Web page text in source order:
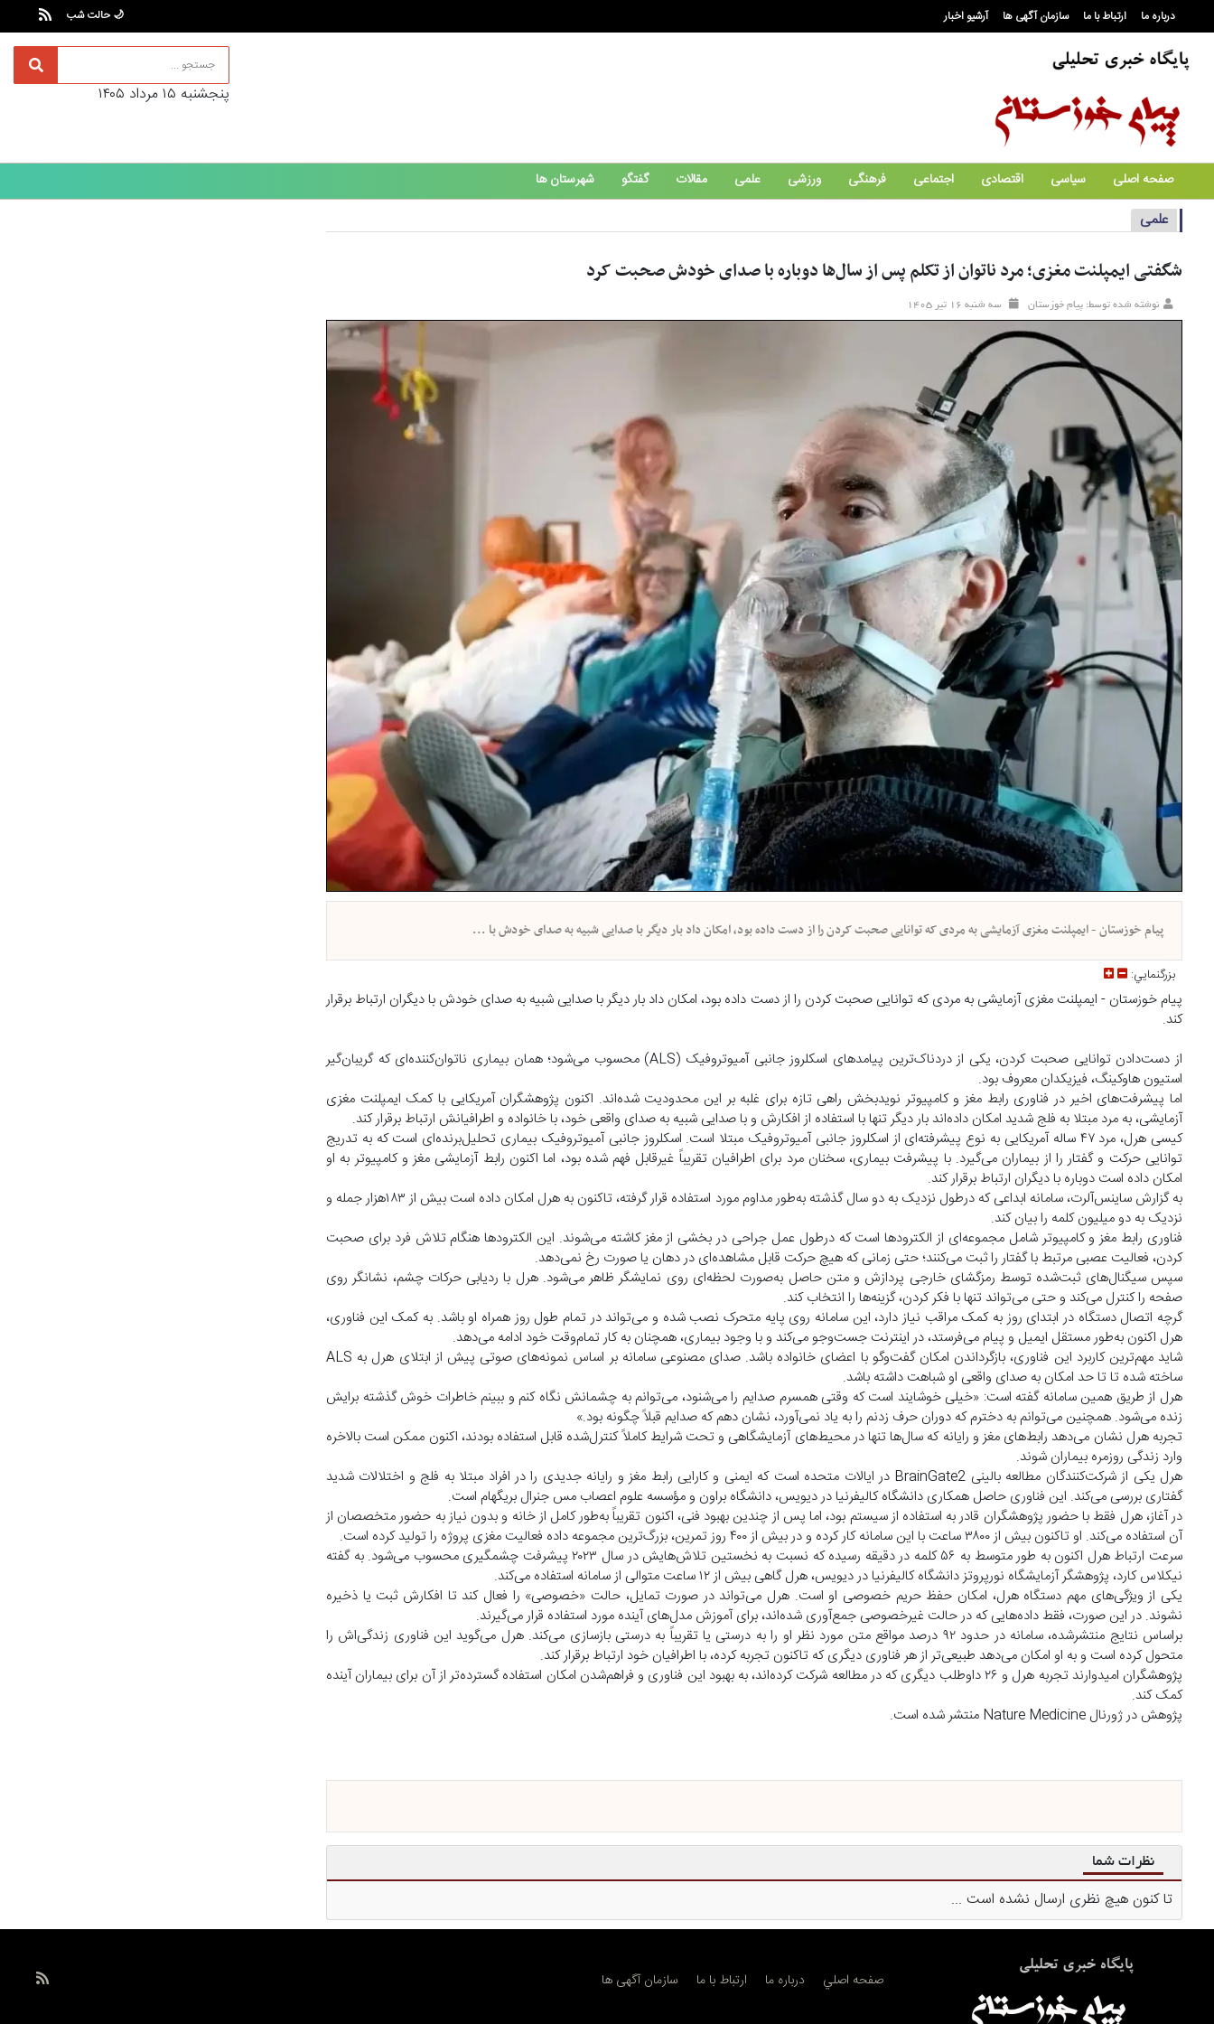
درباره ما ارتباط با ما سازمان آگهی ها آرشیو اخبار 🌙 حالت شب
پنجشنبه ۱۵ مرداد ۱۴۰۵
صفحه اصلی سیاسی اقتصادی اجتماعی فرهنگی ورزشی علمی مقالات گفتگو شهرستان ها
علمی
شگفتی ایمپلنت مغزی؛ مرد ناتوان از تکلم پس از سال‌ها دوباره با صدای خودش صحبت کرد
نوشته شده توسط: پیام خوزستان سه شنبه ۱۶ تير ۱۴۰۵
پیام خوزستان - ایمپلنت مغزی آزمایشی به مردی که توانایی صحبت کردن را از دست داده بود، امکان داد بار دیگر با صدایی شبیه به صدای خودش با ...
بزرگنمايي:
پیام خوزستان - ایمپلنت مغزی آزمایشی به مردی که توانایی صحبت کردن را از دست داده بود، امکان داد بار دیگر با صدایی شبیه به صدای خودش با دیگران ارتباط برقرار
کند.
از دست‌دادن توانایی صحبت کردن، یکی از دردناک‌ترین پیامدهای اسکلروز جانبی آمیوتروفیک (ALS) محسوب می‌شود؛ همان بیماری ناتوان‌کننده‌ای که گریبان‌گیر
استیون هاوکینگ، فیزیکدان معروف بود.
اما پیشرفت‌های اخیر در فناوری رابط مغز و کامپیوتر نویدبخش راهی تازه برای غلبه بر این محدودیت شده‌اند. اکنون پژوهشگران آمریکایی با کمک ایمپلنت مغزی
آزمایشی، به مرد مبتلا به فلج شدید امکان داده‌اند بار دیگر تنها با استفاده از افکارش و با صدایی شبیه به صدای واقعی خود، با خانواده و اطرافیانش ارتباط برقرار کند.
کیسی هرل، مرد ۴۷ ساله آمریکایی به نوع پیشرفته‌ای از اسکلروز جانبی آمیوتروفیک مبتلا است. اسکلروز جانبی آمیوتروفیک بیماری تحلیل‌برنده‌ای است که به تدریج
توانایی حرکت و گفتار را از بیماران می‌گیرد. با پیشرفت بیماری، سخنان مرد برای اطرافیان تقریباً غیرقابل فهم شده بود، اما اکنون رابط آزمایشی مغز و کامپیوتر به او
امکان داده است دوباره با دیگران ارتباط برقرار کند.
به گزارش ساینس‌آلرت، سامانه ابداعی که درطول نزدیک به دو سال گذشته به‌طور مداوم مورد استفاده قرار گرفته، تاکنون به هرل امکان داده است بیش از ۱۸۳هزار جمله و
نزدیک به دو میلیون کلمه را بیان کند.
فناوری رابط مغز و کامپیوتر شامل مجموعه‌ای از الکترودها است که درطول عمل جراحی در بخشی از مغز کاشته می‌شوند. این الکترودها هنگام تلاش فرد برای صحبت
کردن، فعالیت عصبی مرتبط با گفتار را ثبت می‌کنند؛ حتی زمانی که هیچ حرکت قابل مشاهده‌ای در دهان یا صورت رخ نمی‌دهد.
سپس سیگنال‌های ثبت‌شده توسط رمزگشای خارجی پردازش و متن حاصل به‌صورت لحظه‌ای روی نمایشگر ظاهر می‌شود. هرل با ردیابی حرکات چشم، نشانگر روی
صفحه را کنترل می‌کند و حتی می‌تواند تنها با فکر کردن، گزینه‌ها را انتخاب کند.
گرچه اتصال دستگاه در ابتدای روز به کمک مراقب نیاز دارد، این سامانه روی پایه متحرک نصب شده و می‌تواند در تمام طول روز همراه او باشد. به کمک این فناوری،
هرل اکنون به‌طور مستقل ایمیل و پیام می‌فرستد، در اینترنت جست‌وجو می‌کند و با وجود بیماری، همچنان به کار تمام‌وقت خود ادامه می‌دهد.
شاید مهم‌ترین کاربرد این فناوری، بازگرداندن امکان گفت‌وگو با اعضای خانواده باشد. صدای مصنوعی سامانه بر اساس نمونه‌های صوتی پیش از ابتلای هرل به ALS
ساخته شده تا تا حد امکان به صدای واقعی او شباهت داشته باشد.
هرل از طریق همین سامانه گفته است: «خیلی خوشایند است که وقتی همسرم صدایم را می‌شنود، می‌توانم به چشمانش نگاه کنم و ببینم خاطرات خوش گذشته برایش
زنده می‌شود. همچنین می‌توانم به دخترم که دوران حرف زدنم را به یاد نمی‌آورد، نشان دهم که صدایم قبلاً چگونه بود.»
تجربه هرل نشان می‌دهد رابط‌های مغز و رایانه که سال‌ها تنها در محیط‌های آزمایشگاهی و تحت شرایط کاملاً کنترل‌شده قابل استفاده بودند، اکنون ممکن است بالاخره
وارد زندگی روزمره بیماران شوند.
هرل یکی از شرکت‌کنندگان مطالعه بالینی BrainGate2 در ایالات متحده است که ایمنی و کارایی رابط مغز و رایانه جدیدی را در افراد مبتلا به فلج و اختلالات شدید
گفتاری بررسی می‌کند. این فناوری حاصل همکاری دانشگاه کالیفرنیا در دیویس، دانشگاه براون و مؤسسه علوم اعصاب مس جنرال بریگهام است.
در آغاز، هرل فقط با حضور پژوهشگران قادر به استفاده از سیستم بود، اما پس از چندین بهبود فنی، اکنون تقریباً به‌طور کامل از خانه و بدون نیاز به حضور متخصصان از
آن استفاده می‌کند. او تاکنون بیش از ۳۸۰۰ ساعت با این سامانه کار کرده و در بیش از ۴۰۰ روز تمرین، بزرگ‌ترین مجموعه داده فعالیت مغزی پروژه را تولید کرده است.
سرعت ارتباط هرل اکنون به طور متوسط به ۵۶ کلمه در دقیقه رسیده که نسبت به نخستین تلاش‌هایش در سال ۲۰۲۳ پیشرفت چشمگیری محسوب می‌شود. به گفته
نیکلاس کارد، پژوهشگر آزمایشگاه نورپروتز دانشگاه کالیفرنیا در دیویس، هرل گاهی بیش از ۱۲ ساعت متوالی از سامانه استفاده می‌کند.
یکی از ویژگی‌های مهم دستگاه هرل، امکان حفظ حریم خصوصی او است. هرل می‌تواند در صورت تمایل، حالت «خصوصی» را فعال کند تا افکارش ثبت یا ذخیره
نشوند. در این صورت، فقط داده‌هایی که در حالت غیرخصوصی جمع‌آوری شده‌اند، برای آموزش مدل‌های آینده مورد استفاده قرار می‌گیرند.
براساس نتایج منتشرشده، سامانه در حدود ۹۲ درصد مواقع متن مورد نظر او را به درستی یا تقریباً به درستی بازسازی می‌کند. هرل می‌گوید این فناوری زندگی‌اش را
متحول کرده است و به او امکان می‌دهد طبیعی‌تر از هر فناوری دیگری که تاکنون تجربه کرده، با اطرافیان خود ارتباط برقرار کند.
پژوهشگران امیدوارند تجربه هرل و ۲۶ داوطلب دیگری که در مطالعه شرکت کرده‌اند، به بهبود این فناوری و فراهم‌شدن امکان استفاده گسترده‌تر از آن برای بیماران آینده
کمک کند.
پژوهش در ژورنال Nature Medicine منتشر شده است.
نظرات شما
تا کنون هیچ نظری ارسال نشده است ...
صفحه اصلي درباره ما ارتباط با ما سازمان آگهی ها